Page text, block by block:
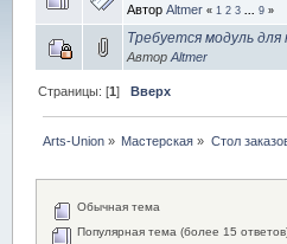
Автор Altmer « 1 2 3 9»
Требуется модуль
Автор Altmer
Страницы: [1]Вверх
Arts-Union » Мастерская » Стол
Обычная тема
Популярная тема (более 15